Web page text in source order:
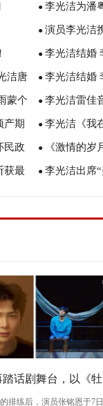
● 李光洁为潘
● 演员李光洁
俊朗优雅演
● 李光洁结婚
洁光绪是哪部
洁唐 ● 李光洁结婚
人资料曝光
蒙个 ● 李光洁雷佳
塑料兄弟情！
产期 ● 李光洁《我
被频繁“下套”
民政 ● 《激情的
子” 做特立独
获最 ● 李光洁出席
慈善事业
话剧舞台，以《牡
排练后，演员张铭恩于7日